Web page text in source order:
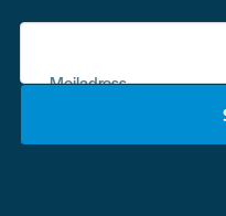
Mejladress